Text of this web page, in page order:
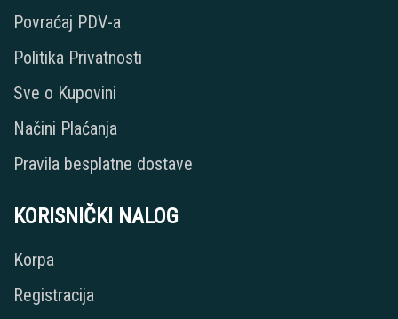
Povraćaj PDV-a
Politika Privatnosti
Sve o Kupovini
Načini Plaćanja
Pravila besplatne dostave
KORISNIČKI NALOG
Korpa
Registracija